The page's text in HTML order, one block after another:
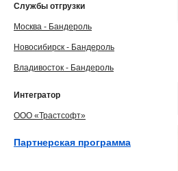
Службы отгрузки
Москва - Бандероль
Новосибирск - Бандероль
Владивосток - Бандероль
Интегратор
ООО «Трастсофт»
Партнерская программа